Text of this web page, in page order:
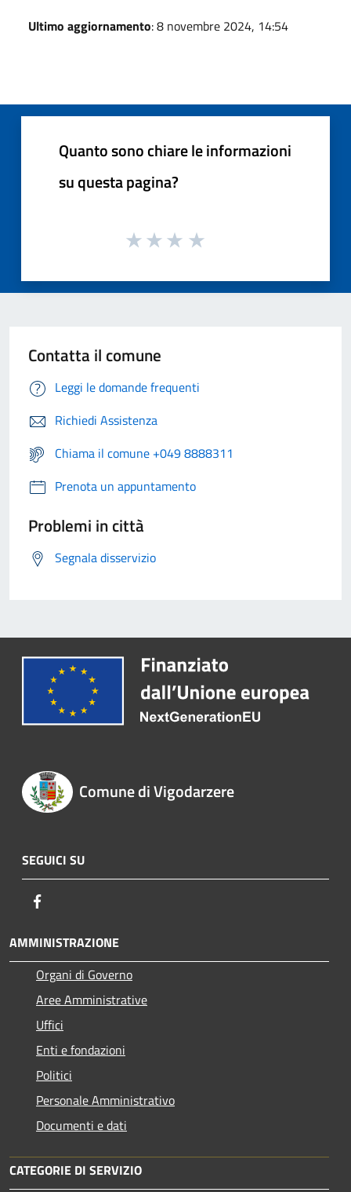
Ultimo aggiornamento: 8 novembre 2024, 14:54
Quanto sono chiare le informazioni
su questa pagina?
Contatta il comune
Leggi le domande frequenti
Richiedi Assistenza
Chiama il comune +049 8888311
Prenota un appuntamento
Problemi in città
Segnala disservizio
Comune di Vigodarzere
SEGUICI SU
AMMINISTRAZIONE
Organi di Governo
Aree Amministrative
Uffici
Enti e fondazioni
Politici
Personale Amministrativo
Documenti e dati
CATEGORIE DI SERVIZIO